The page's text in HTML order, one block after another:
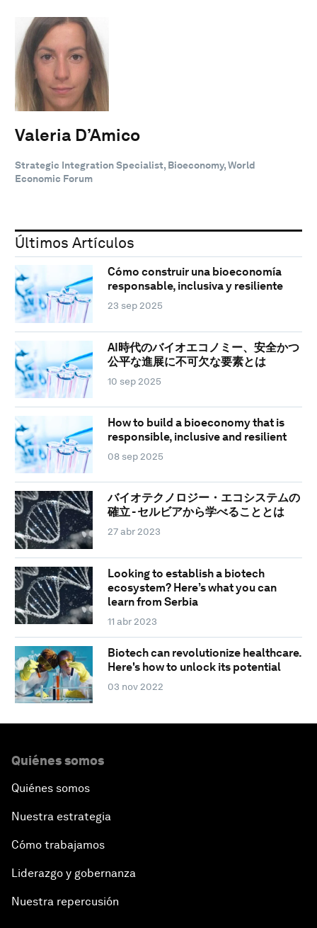
Valeria D’Amico
Strategic Integration Specialist, Bioeconomy, World
Economic Forum
Últimos Artículos
Cómo construir una bioeconomía
responsable, inclusiva y resiliente
23 sep 2025
AI時代のバイオエコノミー、安全かつ
公平な進展に不可欠な要素とは
10 sep 2025
How to build a bioeconomy that is
responsible, inclusive and resilient
08 sep 2025
バイオテクノロジー・エコシステムの
確立 - セルビアから学べることとは
27 abr 2023
Looking to establish a biotech
ecosystem? Here’s what you can
learn from Serbia
11 abr 2023
Biotech can revolutionize healthcare.
Here's how to unlock its potential
03 nov 2022
Quiénes somos
Quiénes somos
Nuestra estrategia
Cómo trabajamos
Liderazgo y gobernanza
Nuestra repercusión